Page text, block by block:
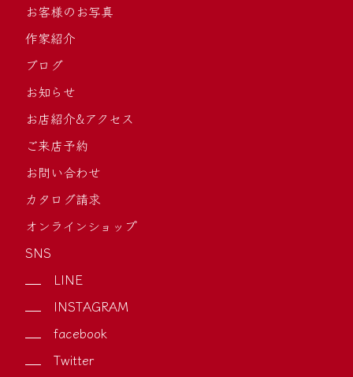
お客様のお写真
作家紹介
ブログ
お知らせ
お店紹介&アクセス
ご来店予約
お問い合わせ
カタログ請求
オンラインショップ
SNS
LINE
INSTAGRAM
facebook
Twitter